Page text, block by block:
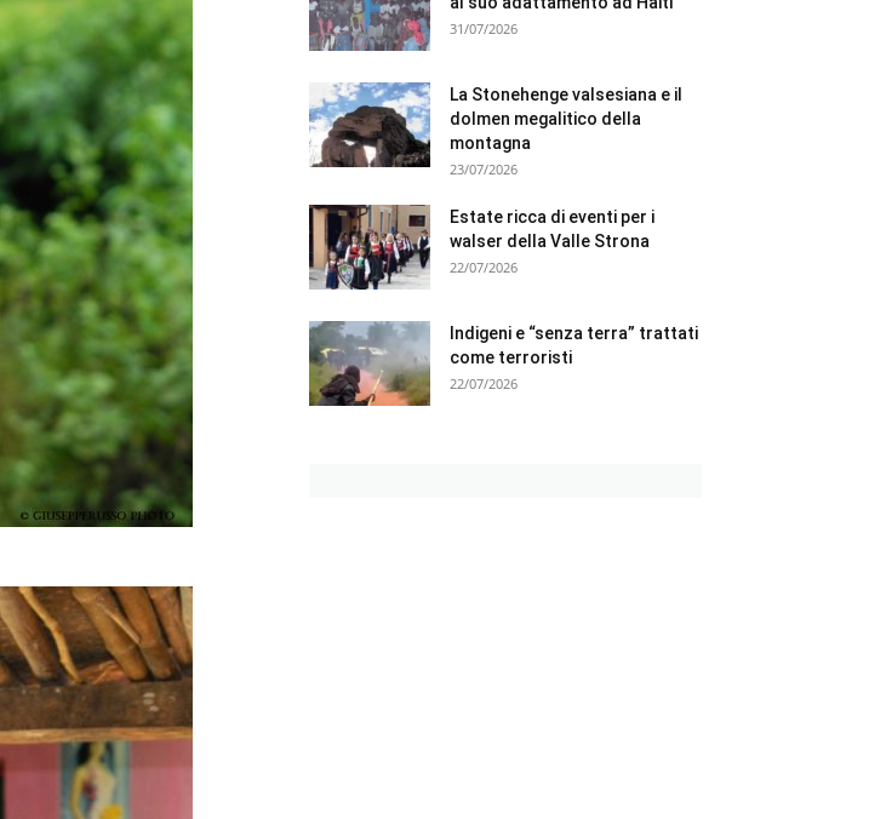
31/07/2026
La Stonehenge valsesiana e il
dolmen megalitico della
montagna
23/07/2026
Estate ricca di eventi per i
walser della Valle Strona
22/07/2026
Indigeni e “senza terra” trattati
come terroristi
22/07/2026